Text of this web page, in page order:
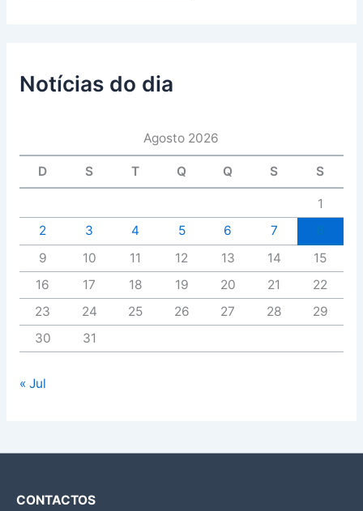
Notícias do dia
Agosto 2026
D S T Q Q S S
1
2
3 4 5 6 7
9
10 11 12 13 14
15
16
17 18 19 20 21
22
23
24 25 26 27 28
29
30
31
« Jul
CONTACTOS